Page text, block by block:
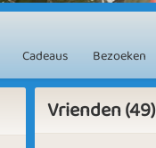
Cadeaus Bezoeken
Vrienden (49)